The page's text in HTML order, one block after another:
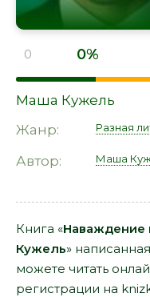
0 0%
Маша Кужель
Жанр:
Разная
Автор: Маша
Книга «Наваждение
Кужель»
можете читать
регистрации на